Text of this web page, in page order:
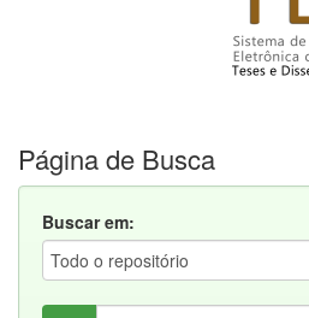
Página de Busca
Buscar em: